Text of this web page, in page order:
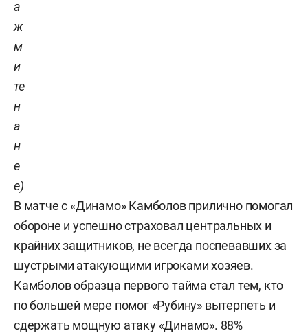
а
ж
м
и
те
н
а
н
е
е)
В матче с «Динамо» Камболов прилично помогал
обороне и успешно страховал центральных и
крайних защитников, не всегда поспевавших за
шустрыми атакующими игроками хозяев.
Камболов образца первого тайма стал тем, кто
по большей мере помог «Рубину» вытерпеть и
сдержать мощную атаку «Динамо». 88%